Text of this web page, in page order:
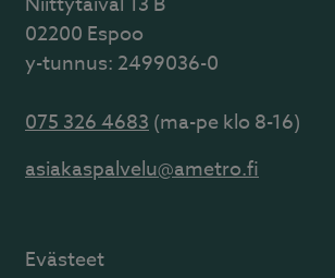
02200 Espoo
y-tunnus: 2499036-0
075 326 4683(ma-pe klo 8-16)
asiakaspalvelu@ametro.fi
Evästeet